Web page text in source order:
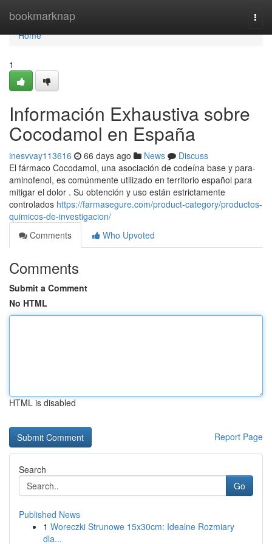
bookmarknap
Home
Home
1
Información Exhaustiva sobre
Cocodamol en España
inesvvay113616 66 days ago News
Discuss
El fármaco Cocodamol, una asociación de codeína base y para-
aminofenol, es comúnmente utilizado en territorio español para
mitigar el dolor . Su obtención y uso están estrictamente
controlados https://farmasegure.com/product-category/productos-
quimicos-de-investigacion/
Comments
Who Upvoted
Comments
Submit a Comment
No HTML
HTML is disabled
Report Page
Search
Go
Published News
1 Woreczki Strunowe 15x30cm: Idealne Rozmiary
dla...